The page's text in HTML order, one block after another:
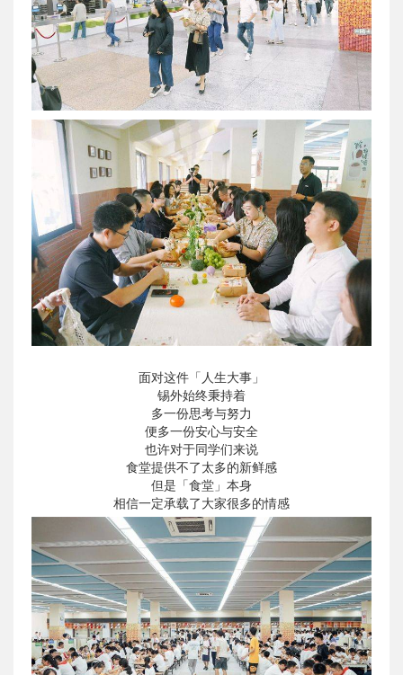
面对这件「人生大事」
锡外始终秉持着
多一份思考与努力
便多一份安心与安全
也许对于同学们来说
食堂提供不了太多的新鲜感
但是「食堂」本身
相信一定承载了大家很多的情感